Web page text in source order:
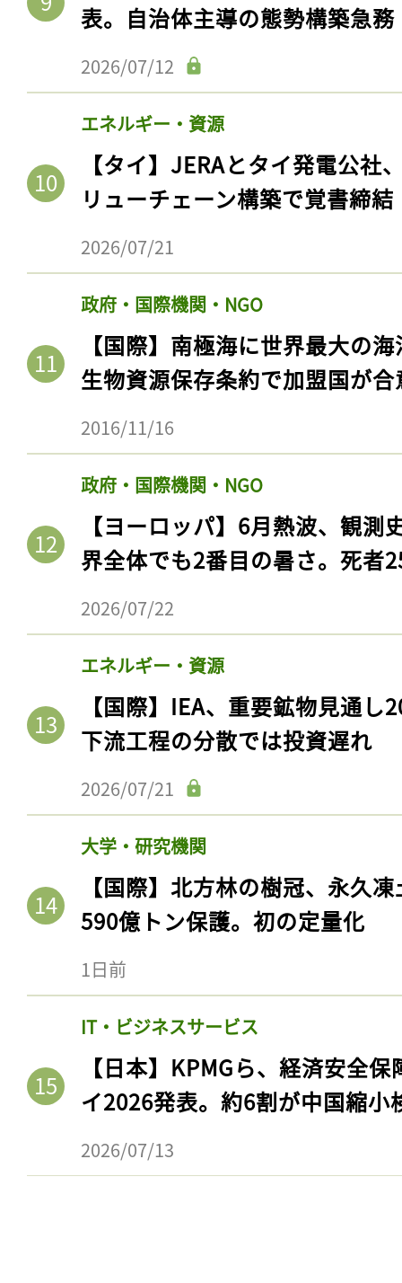
表。自治体主導の態勢構築急務
2026/07/12
エネルギー・資源
【タイ】JERAとタイ発電公社
リューチェーン構築で覚書締結
2026/07/21
政府・国際機関・NGO
【国際】南極海に世界最大の
生物資源保存条約で加盟国が合
2016/11/16
政府・国際機関・NGO
【ヨーロッパ】6月熱波、観
界全体でも2番目の暑さ。死者
2026/07/22
エネルギー・資源
【国際】IEA、重要鉱物見通
下流工程の分散では投資遅れ
2026/07/21
大学・研究機関
【国際】北方林の樹冠、永久
590億トン保護。初の定量化
1日前
IT・ビジネスサービス
【日本】KPMGら、経済安全
イ2026発表。約6割が中国縮小
2026/07/13
記事をお気に入りに
ログインが必